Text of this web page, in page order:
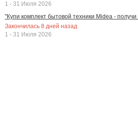
1 - 31 Июля 2026
"Купи комплект бытовой техники Midea - получи
Закончилась 8 дней назад
1 - 31 Июля 2026